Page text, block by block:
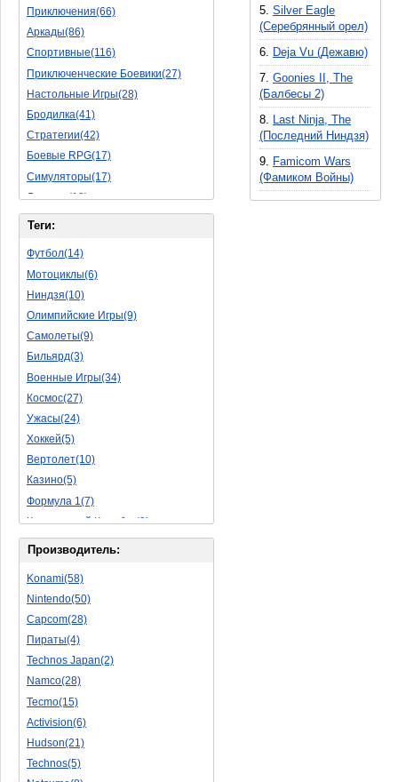
5.Silver Eagle
(Серебрянный орел)
6.
Deja Vu (Дежавю)
7.Goonies II, The
(Балбесы 2)
8.
Last Ninja, The
(Последний Ниндзя)
9.
Famicom Wars
(Фамиком Войны)
Приключения(66)
Аркады(86)
Спортивные(116)
Приключенческие Боевики(27)
Настольные Игры(28)
Бродилка(41)
Стратегии(42)
Боевые RPG(17)
Симуляторы(17)
Леталки(18)
Симуляторы Жизни(40)
Логические Игры(18)
Азартные(15)
Ролевые Игры(62)
Боевик(8)
Головоломка(5)
Rpg(3)
Пошаговые Игры(15)
Пазлы(56)
Исторические(16)
Обучающие(5)
Теги:
Футбол(14)
Мотоциклы(6)
Ниндзя(10)
Олимпийские Игры(9)
Самолеты(9)
Бильярд(3)
Военные Игры(34)
Космос(27)
Ужасы(24)
Хоккей(5)
Вертолет(10)
Казино(5)
Формула 1(7)
Космический Корабль(9)
Баскетбол(10)
Мультфильм(20)
Роботы(15)
Дебильные(1)
2D(164)
На Русском Языке(11)
Бокс(6)
Карате(11)
Избей Их Всех(22)
Мотокросс(4)
Реслинг(10)
Производитель:
Konami(58)
Nintendo(50)
Capcom(28)
Пираты(4)
Technos Japan(2)
Namco(28)
Tecmo(15)
Activision(6)
Hudson(21)
Technos(5)